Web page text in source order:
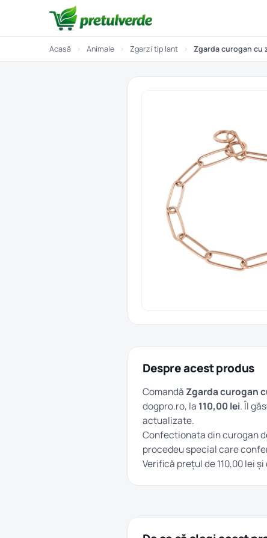
Acasă › Animale › Zgarzi tip lant › Zgarda curogan cu
Despre acest produs
Comandă Zgarda curogan
dogpro.ro, la 110,00 lei. Îl
actualizate.
Confectionata din curogan
procedeu special care
Verifică prețul de 110,00 lei